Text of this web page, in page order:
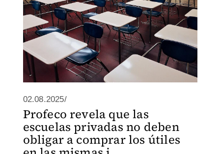
02.08.2025/
Profeco revela que las
escuelas privadas no deben
obligar a comprar los útiles